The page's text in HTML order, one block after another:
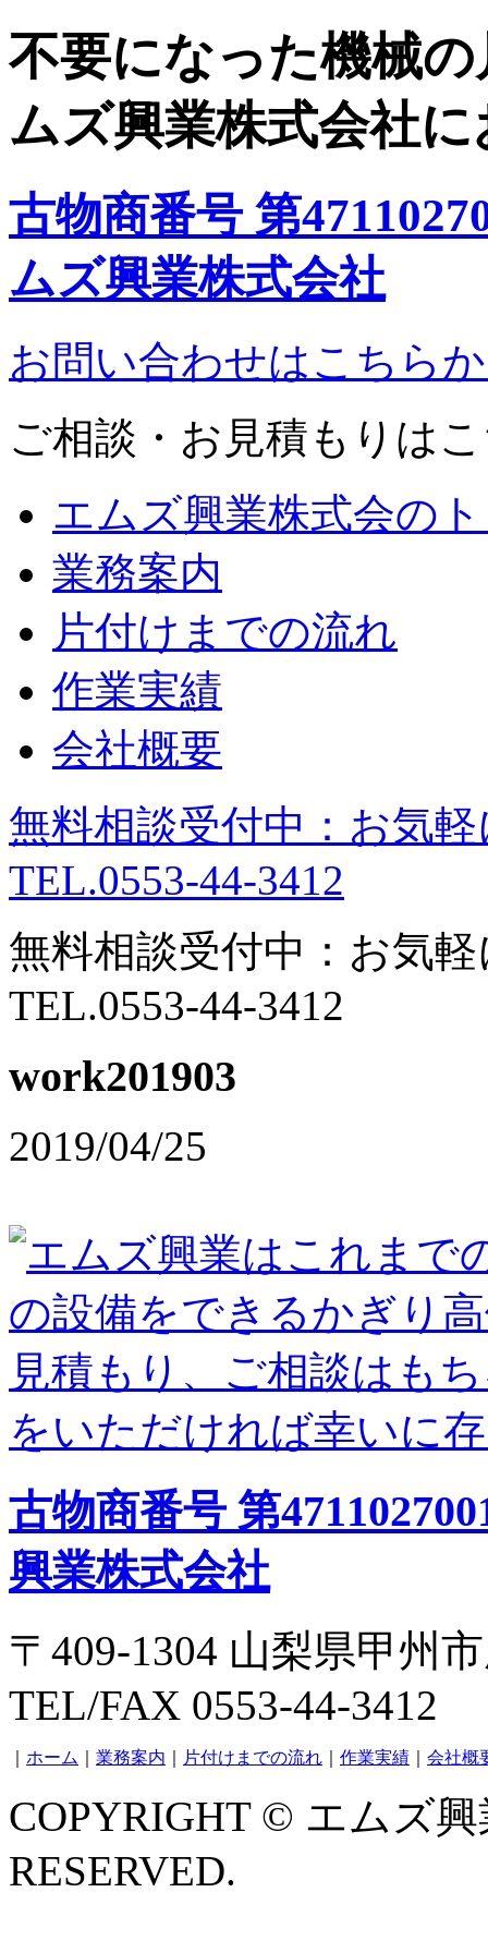
不要になった機械
ムズ興業株式会社
古物商番号 第
ムズ興業株式会社
お問い合わせはこちら
ご相談・お見積もりは
エムズ興業株式会の
業務案内
片付けまでの流れ
作業実績
会社概要
無料相談受付中：お気
TEL.0553-44-3412
無料相談受付中：お気
TEL.0553-44-3412
work201903
2019/04/25
古物商番号 第
興業株式会社
〒409-1304 山梨県甲州
TEL/FAX 0553-44-3412
ホーム 業務案内 片付けまでの流れ 作業実績 会社概
COPYRIGHT © エムズ
RESERVED.